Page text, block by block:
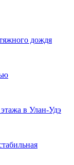
дождя
в Улан-Удэ